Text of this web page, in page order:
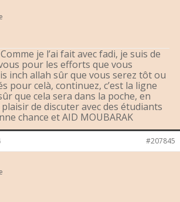
je l’ai fait avec fadi, je suis de
pour les efforts que vous
inch allah sûr que vous serez tôt ou
pour celà, continuez, c’est la ligne
que cela sera dans la poche, en
de discuter avec des étudiants
chance et AID MOUBARAK
#207845